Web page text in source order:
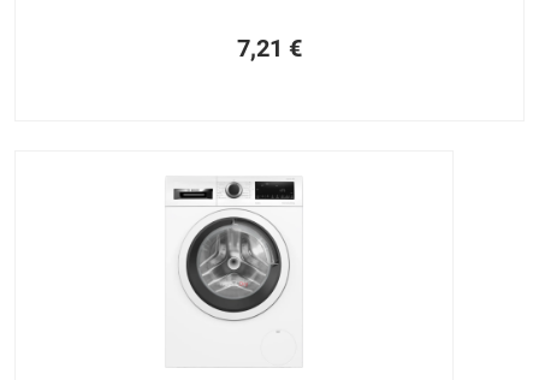
7,21 €